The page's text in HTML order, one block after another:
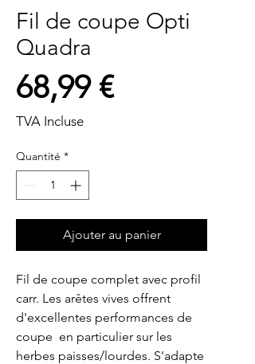
Fil de coupe Opti
Quadra
68,99 €Prix
TVA Incluse
Quantité *
Ajouter au panier
Fil de coupe complet avec profil
carr. Les arêtes vives offrent
d'excellentes performances de
coupe  en particulier sur les
herbes paisses/lourdes. S'adapte